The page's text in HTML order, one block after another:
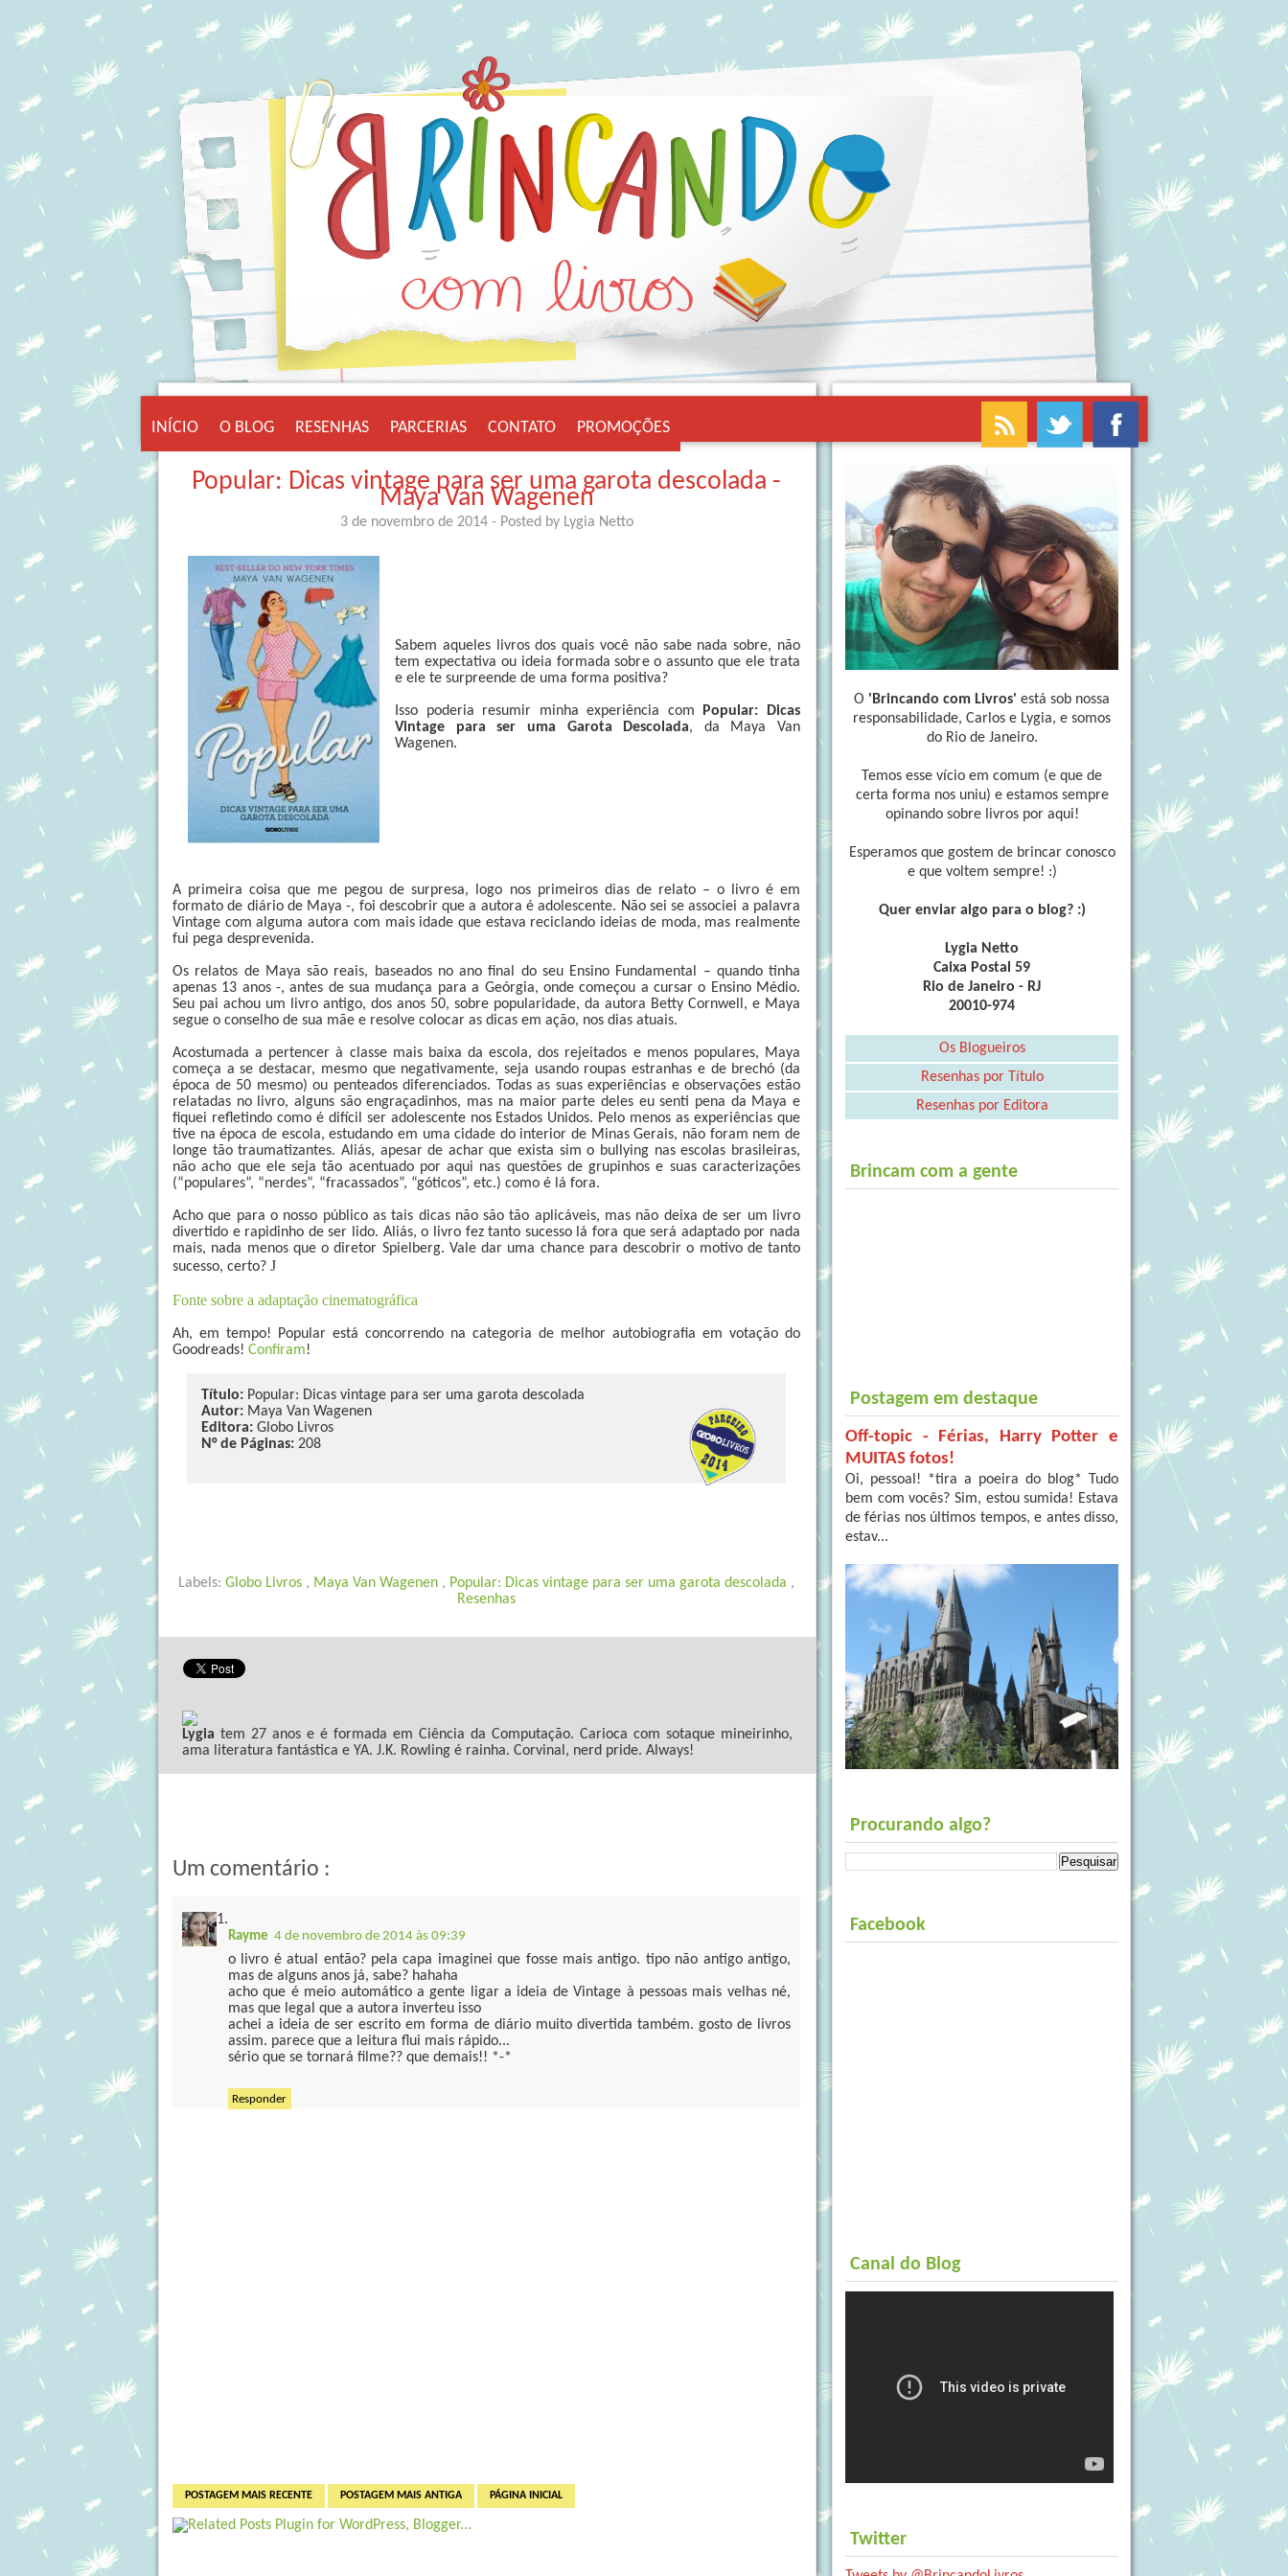
INÍCIO O BLOG RESENHAS PARCERIAS CONTATO PROMOÇÕES
Popular: Dicas vintage para ser uma garota descolada -
Maya Van Wagenen
3 de novembro de 2014 - Posted by Lygia Netto
Sabem aqueles livros dos quais você não sabe nada sobre, não
tem expectativa ou ideia formada sobre o assunto que ele trata
e ele te surpreende de uma forma positiva?
Isso poderia resumir minha experiência com
Popular: Dicas
Vintage para ser uma Garota Descolada, da Maya Van
Wagenen.
A primeira coisa que me pegou de surpresa, logo nos primeiros dias de relato – o livro é em
formato de diário de Maya -, foi descobrir que a autora é adolescente. Não sei se associei a palavra
Vintage com alguma autora com mais idade que estava reciclando ideias de moda, mas realmente
fui pega desprevenida.
Os relatos de Maya são reais, baseados no ano final do seu Ensino Fundamental – quando tinha
apenas 13 anos -, antes de sua mudança para a Geórgia, onde começou a cursar o Ensino Médio.
Seu pai achou um livro antigo, dos anos 50, sobre popularidade, da autora Betty Cornwell, e Maya
segue o conselho de sua mãe e resolve colocar as dicas em ação, nos dias atuais.
Acostumada a pertencer à classe mais baixa da escola, dos rejeitados e menos populares, Maya
começa a se destacar, mesmo que negativamente, seja usando roupas estranhas e de brechó (da
época de 50 mesmo) ou penteados diferenciados. Todas as suas experiências e observações estão
relatadas no livro, alguns são engraçadinhos, mas na maior parte deles eu senti pena da Maya e
fiquei refletindo como é difícil ser adolescente nos Estados Unidos. Pelo menos as experiências que
tive na época de escola, estudando em uma cidade do interior de Minas Gerais, não foram nem de
longe tão traumatizantes. Aliás, apesar de achar que exista sim o bullying nas escolas brasileiras,
não acho que ele seja tão acentuado por aqui nas questões de grupinhos e suas caracterizações
(“populares”, “nerdes”, “fracassados”, “góticos”, etc.) como é lá fora.
Acho que para o nosso público as tais dicas não são tão aplicáveis, mas não deixa de ser um livro
divertido e rapidinho de ser lido. Aliás, o livro fez tanto sucesso lá fora que será adaptado por nada
mais, nada menos que o diretor Spielberg. Vale dar uma chance para descobrir o motivo de tanto
sucesso, certo? J
Fonte sobre a adaptação cinematográfica
Ah, em tempo! Popular está concorrendo na categoria de melhor autobiografia em votação do
Goodreads! Confiram!
Título: Popular: Dicas vintage para ser uma garota descolada
Autor: Maya Van Wagenen
Editora: Globo Livros
N° de Páginas: 208
Labels: Globo Livros , Maya Van Wagenen , Popular: Dicas vintage para ser uma garota descolada ,
Resenhas
Lygia tem 27 anos e é formada em Ciência da Computação. Carioca com sotaque mineirinho,
ama literatura fantástica e YA. J.K. Rowling é rainha. Corvinal, nerd pride. Always!
Um comentário :
Rayme 4 de novembro de 2014 às 09:39
o livro é atual então? pela capa imaginei que fosse mais antigo. tipo não antigo antigo,
mas de alguns anos já, sabe? hahaha
acho que é meio automático a gente ligar a ideia de Vintage à pessoas mais velhas né,
mas que legal que a autora inverteu isso
achei a ideia de ser escrito em forma de diário muito divertida também. gosto de livros
assim. parece que a leitura flui mais rápido...
sério que se tornará filme?? que demais!! *-*
Responder
POSTAGEM MAIS RECENTE POSTAGEM MAIS ANTIGA PÁGINA INICIAL
O 'Brincando com Livros' está sob nossa
responsabilidade, Carlos e Lygia, e somos
do Rio de Janeiro.
Temos esse vício em comum (e que de
certa forma nos uniu) e estamos sempre
opinando sobre livros por aqui!
Esperamos que gostem de brincar conosco
e que voltem sempre! :)
Quer enviar algo para o blog? :)
Lygia Netto
Caixa Postal 59
Rio de Janeiro - RJ
20010-974
Os Blogueiros
Resenhas por Título
Resenhas por Editora
Brincam com a gente
Postagem em destaque
Off-topic - Férias, Harry Potter e
MUITAS fotos!
Oi, pessoal! *tira a poeira do blog* Tudo
bem com vocês? Sim, estou sumida! Estava
de férias nos últimos tempos, e antes disso,
estav...
Procurando algo?
Facebook
Canal do Blog
Twitter